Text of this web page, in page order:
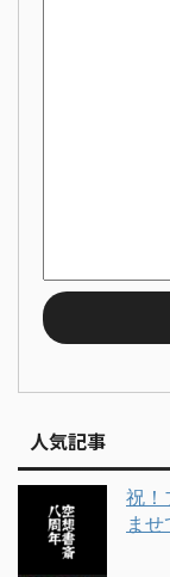
人気記事
祝！
ま